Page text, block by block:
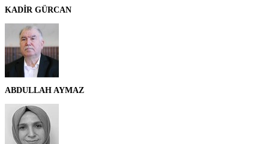
KADİR GÜRCAN
ABDULLAH AYMAZ